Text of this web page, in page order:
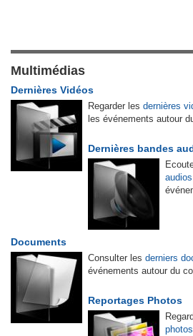
Multimédias
Dernières Vidéos
Regarder les dernières
les événements autour
Dernières bandes
audios
Documents
Consulter les derniers
événements autour du
Reportages Photos
photos